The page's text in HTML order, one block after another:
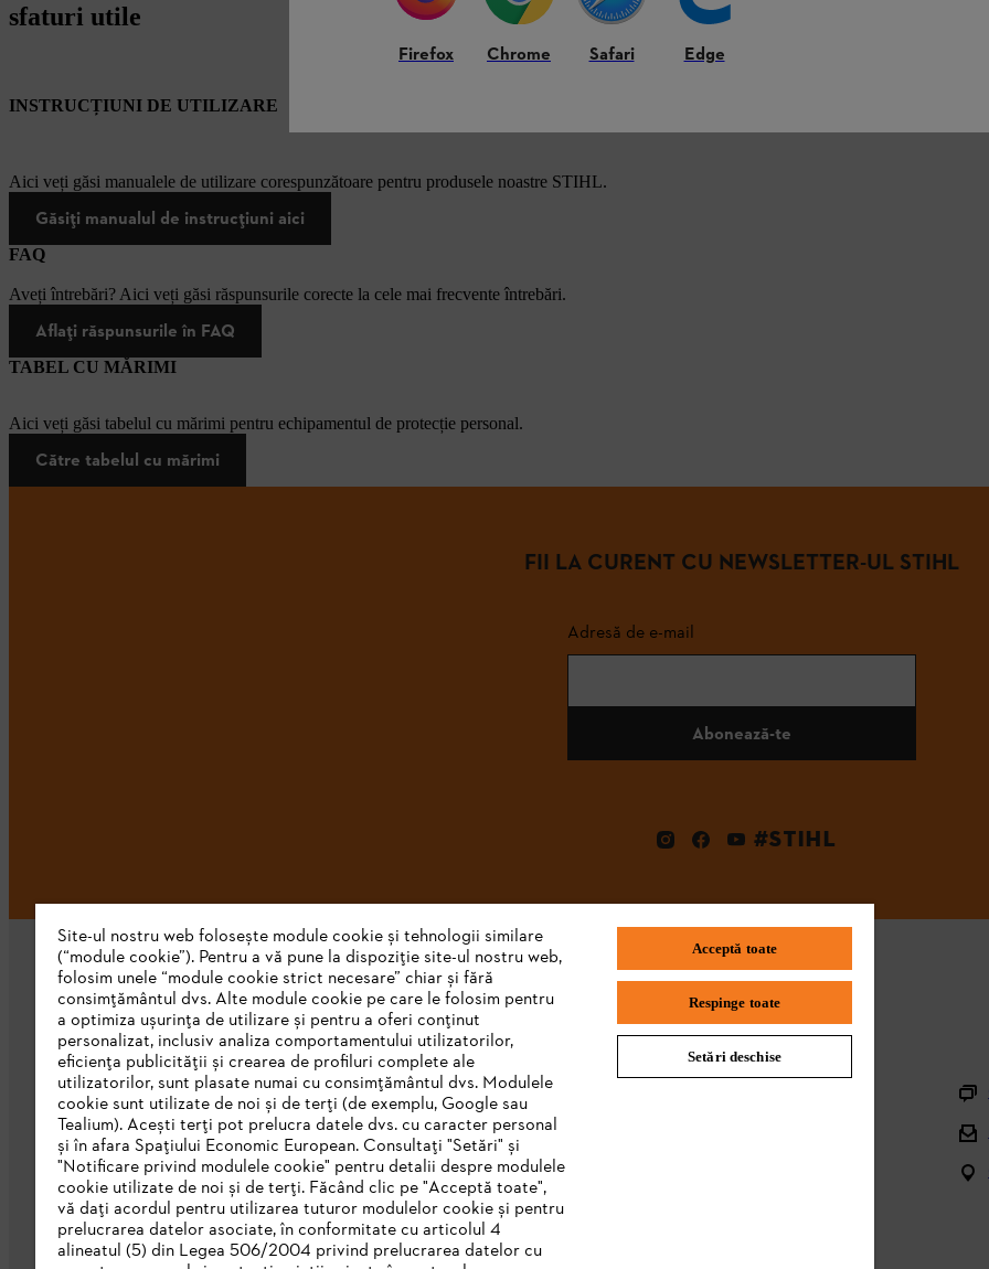
sfaturi utile
INSTRUCȚIUNI DE UTILIZARE
Aici veți găsi manualele de utilizare corespunzătoare pentru produsele noastre STIHL.
Găsiți manualul de instrucțiuni aici
FAQ
Aveți întrebări? Aici veți găsi răspunsurile corecte la cele mai frecvente întrebări.
Aflați răspunsurile în FAQ
TABEL CU MĂRIMI
Aici veți găsi tabelul cu mărimi pentru echipamentul de protecție personal.
Către tabelul cu mărimi
FII LA CURENT CU NEWSLETTER-UL STIHL
Adresă de e-mail
Abonează-te
#STIHL
STIHL Romania
Despre noi
Catalog
Linia de Integritate STIHL
Informaţii Utile
Firefox Chrome Safari Edge
Site-ul nostru web folosește module cookie și tehnologii similare
(“module cookie”). Pentru a vă pune la dispoziție site-ul nostru web,
folosim unele “module cookie strict necesare” chiar și fără
consimțământul dvs. Alte module cookie pe care le folosim pentru
a optimiza ușurința de utilizare și pentru a oferi conținut
personalizat, inclusiv analiza comportamentului utilizatorilor,
eficiența publicității și crearea de profiluri complete ale
utilizatorilor, sunt plasate numai cu consimțământul dvs. Modulele
cookie sunt utilizate de noi și de terți (de exemplu, Google sau
Tealium). Acești terți pot prelucra datele dvs. cu caracter personal
și în afara Spațiului Economic European. Consultați "Setări" și
"Notificare privind modulele cookie" pentru detalii despre modulele
cookie utilizate de noi și de terți. Făcând clic pe "Acceptă toate",
vă dați acordul pentru utilizarea tuturor modulelor cookie și pentru
prelucrarea datelor asociate, în conformitate cu articolul 4
alineatul (5) din Legea 506/2004 privind prelucrarea datelor cu
Acceptă toate
Respinge toate
Setări deschise